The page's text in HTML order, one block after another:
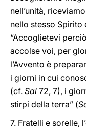
nell’unità,
nello stesso
“Accoglietevi
accolse voi, per
l’Avvento è
i giorni in cui
(cf. Sal 72, 7), i
stirpi della terra” (
7. Fratelli e sorelle,